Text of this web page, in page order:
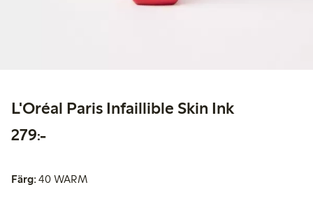
L'Oréal Paris Infaillible Skin Ink
279:-279,00 kr
Färg:40 WARM